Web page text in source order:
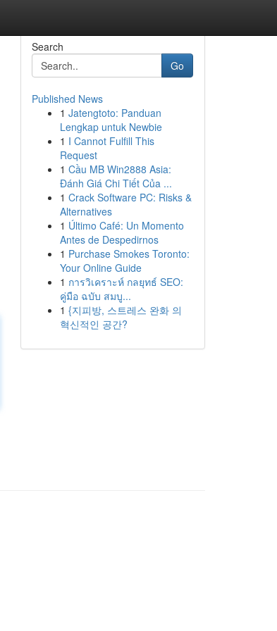
Search
Go
Published News
1 Jatengtoto: Panduan
Lengkap untuk Newbie
1 I Cannot Fulfill This
Request
1 Cầu MB Win2888 Asia:
Đánh Giá Chi Tiết Của ...
1 Crack Software PC: Risks &
Alternatives
1 Último Café: Un Momento
Antes de Despedirnos
1 Purchase Smokes Toronto:
Your Online Guide
1 การวิเคราะห์ กลยุทธ์ SEO:
คู่มือ ฉบับ สมบู...
1 {지피방, 스트레스 완화 의
혁신적인 공간?